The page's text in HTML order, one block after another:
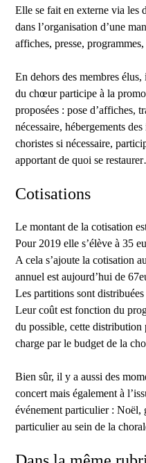
Elle se fait en externe via les
dans l’organisation d’une
affiches, presse,
En dehors des membres
du chœur participe à la
proposées : pose d’affiches,
nécessaire, hébergements
choristes si nécessaire,
apportant de quoi se
Cotisations
Le montant de la cotisation
Pour 2019 elle s’élève à 35
A cela s’ajoute la cotisation
annuel est aujourd’hui de
Les partitions sont
Leur coût est fonction du
du possible, cette distribution
charge par le budget de la
Bien sûr, il y a aussi des
concert mais également à
événement particulier : Noël,
particulier au sein de la